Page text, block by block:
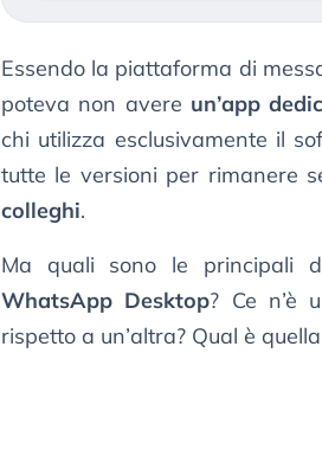
Essendo la piattaforma di
poteva non avere un’app
chi utilizza esclusivamente il
tutte le versioni per rimanere
colleghi.
Ma quali sono le principali
WhatsApp Desktop? Ce n’è
rispetto a un’altra? Qual è